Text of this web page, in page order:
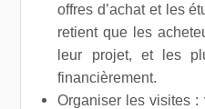
offres d’achat et les
retient que les
leur projet, et les
financièrement.
Organiser les visites :